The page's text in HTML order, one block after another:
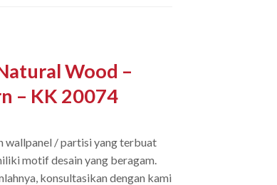
Wood –
– KK 20074
wallpanel / partisi yang terbuat
motif desain yang beragam.
konsultasikan dengan kami